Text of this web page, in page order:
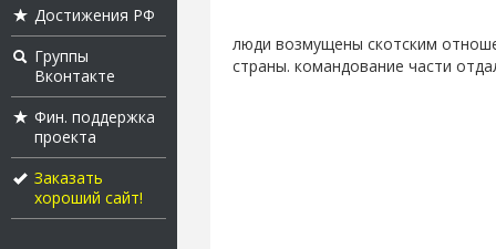
Достижения РФ
Группы
Вконтакте
Фин. поддержка
проекта
Заказать
хороший сайт!
люди возмущены скотским
страны. командование части